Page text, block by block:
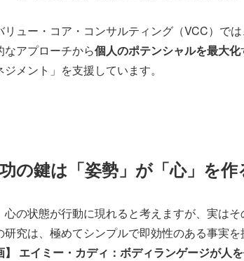
ュー・コア・コンサルティング（VCC）では
なアプローチから個人のポテンシャルを最大化
メント」を支援しています。
の鍵は「姿勢」が「心」を
の状態が行動に現れると考えますが、実はそ
研究は、極めてシンプルで即効性のある事実を
】 エイミー・カディ：ボディランゲージが人